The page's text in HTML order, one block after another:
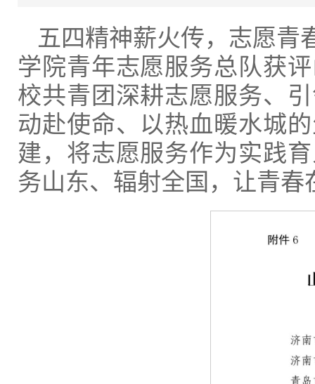
五四精神薪火传，志愿青
学院青年志愿服务总队获
校共青团深耕志愿服务、
动赴使命、以热血暖水城
建，将志愿服务作为实践
务山东、辐射全国，让青